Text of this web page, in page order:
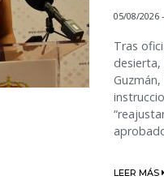
05/08/2026
Tras
LEER MÁS